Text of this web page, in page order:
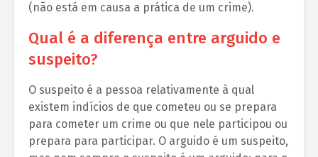
(não está em causa a prática de um crime).
Qual é a diferença entre arguido e
suspeito?
O suspeito é a pessoa relativamente à qual
existem indícios de que cometeu ou se prepara
para cometer um crime ou que nele participou ou
prepara para participar. O arguido é um suspeito,